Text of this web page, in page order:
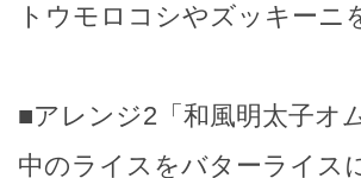
トウモロコシやズッキー
■アレンジ2「和風明太子オ
中のライスをバターライス